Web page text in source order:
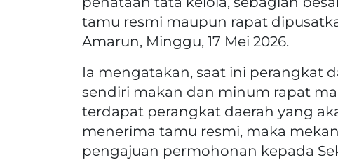
tamu resmi maupun rapat
Amarun, Minggu, 17 Mei 2026.
Ia mengatakan, saat ini perangkat
sendiri makan dan minum rapat
terdapat perangkat daerah yang
menerima tamu resmi, maka
pengajuan permohonan kepada